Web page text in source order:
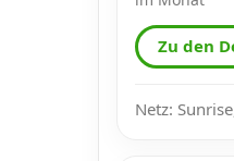
Zu den
Netz: